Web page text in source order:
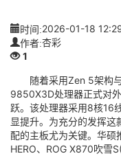
时间:2026-01-18
作者:杏彩
1
随着采用Zen 5架构与
9850X3D处理器正式对
跃。该处理器采用8核16
显提升。为充分的发挥
配的主板尤为关键。华硕
HERO、ROG X870吹雪